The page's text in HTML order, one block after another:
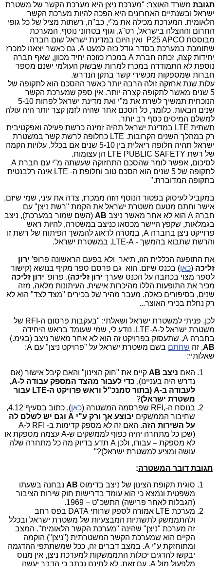
תגובת משרד האוצר: "מערכת ניצן היא מערכת הקשר של משטרת
ישראל ובשנתיים האחרונים היא הפכה להיות מערכת הקשר
הלאומית. המערכת מכילה את מ"י, כב"ה, רשתות מציל של כל גופי
החרום וההצלה בישראל, רט"ג, וגוף בטחוני נוסף. המערכת
מבוססת P25 APCO ואין היום במדינת ישראל שום חברה
שתומכת במערכת בסדר גודל כזה למעט A. גם כאשר יצאנו למכרז
יחידות קצה, זכתה חברת A במכרז כזוכה יחיד מכוון, שאף חברה
נוספת לא התמודדה במכרז למרות שבשוק העולמי ישנם מספר
חברות שמספקות מכשירי קשר בתקן הנדרש.
עלות שנת אחזקה זולה הרבה יותר כאשר ההסכם הוא לתקופה של
5 שנים מאשר לתקופה קצרה יותר. אין ספק שמערכת הקשר
הנוכחית תמשיך לשרת את מ"י ואת מדינת ישראל לפחות 5-10
שנים הבאות. כלומר, כל הסכם אחר שהיה לזמן קצר יותר היה עולה
למשלם המיסים כסף רב יותר.
תשתית LTE במדינת ישראל תהיה זמינה כרשת פעילה ואפקטיבית
רק במהלך השנים הקרובות. LTE כחלופה לרשת קשר במשטרת
ישראל תהיה חלופה ריאלית בין 5-10 שנים אם בכלל. עלויות הקמה
של רשת LTE PUBLIC SAFETY הן עצומות.
לסיכום, אפשר לומר שהסכם התחזוקה שעשתה מ"י עם חברת A
לתקופה של 5 שנים הוא הסכם טוב וחלופת ה- LTE אינה רלבנטית
בתקופה המדוברת."
במקביל לעיסוק בפטור הנוסף הזה ממכרז, צדה את עיני, שמי שיזם,
אישר וחתם מטעם משטרת ישראל את הקמת "רשת ניצן" עם
חברה A הוא לא אחר מאשר ניצב
AB (השם שמור במערכת), ניצב
בגמלאות, שקפץ היישר מכסאו כניצב במשטרה, להיות ראש
פרוייקט ניצן בחברה A, במטרה לדאוג להמשך הפיתוח של רשת זו
והרשת שתבוא בהמשך - LTE-A, במשטרת ישראל.
את התופעה הכללית הזו, תיאר ולא בפעם הראשונה פרופ' ירון
זליכה (כאן) בכנס שיזם. הוא גם פרסם ספר מקיף בנושא (קישור
לספר מצוי בכתבה על הכנס שערך ירון זליכה). פרופ' ירון זליכה
מכיר את התופעות הללו מהיכרות אישית. העיתונות מלאה, מזה
שנים, בסיפורים כאלה. מעבר מהיר של בכירים "מצד לצד" הוא לא
רק נחלת בכירי האוצר...
לכן, פניתי למשטרת ישראל ושאלתי: "בעקבות פרסום ה- RFI של
משטרת ישראל ל-LTE-A , נודע לי, שמי שעומד בראש היחידה
בחברה A, שתעסוק בפרויקט זה הוא לא אחר מאשר ניצב (בגימ.)
AB, זה שחתם בשם משטרת ישראל על "פרויקט ניצן" עם A:
שאלותיי:
האם ניצב AB
קיים את "חוק הצינון" והאם קיבל אישור (אם
נדרש היה בעניינו),
כדי לעבור מהצד המספק עבודה ל-A,
לעבודה ב-A (בתור סמנכ"ל וראש פרויקט ה-
LTE עבור
משטרת ישראל)?
בנוסח ה-RFI, שפרסמה המשטרה (כאן
), כתוב בסעיף 4.12,
שחיבור הממשקים
יבוצע אך ורק ע"י A וגם יש לשלם לה
על השירות הזה. האם זה לא מספק קדימות ב- RFI
ל-A
(שכן כל מתחרה יהיה כפוף לממשקים ש-A עצמה מספקת או
לא מספקת – עבורו, ולכן A תדע בדיוק מה כל מתחרה שלה
עושה ומציע למשטרת ישראל)?"
תגובת דובר המשטרה:
סוגית תקופת הצינון של ניצב בדימוס AB נבחנה בשעתו
משפטית ונמצא כי הוא עומד בדרישות חוק שירות הציבור
(הגבלות לאחר פרישה) התשכ"ט – 1969.
מערכת LTE אמורה לספק שרותי DATA בפס רחב
ולהתממשק לתשתיות המבצעיות של משטרת ישראל ובכלל
זה מערכת "ניצן" שהינה "מערכת הקשר הלאומית". המצב
הקיים הוא שמערכת הקשר המשטרתית ("ניצן") הוקמה
ומתוחזקת ע"י A. במצב דברים זה, ככל שמשתתפי ההדגמה
יבקשו להדגים יכולות התממשקות למערכת ניצן, אין מנוס
מלפעול מול A. עם זאת, לא לחינם נכתב כי הדבר יעשה